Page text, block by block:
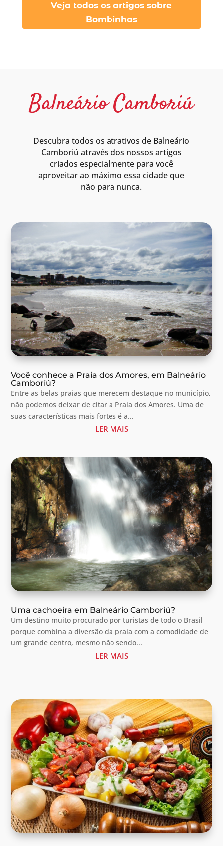
Veja todos os artigos sobre
Bombinhas
Balneário Camboriú
Descubra todos os atrativos de Balneário
Camboriú através dos nossos artigos
criados especialmente para você
aproveitar ao máximo essa cidade que
não para nunca.
Você conhece a Praia dos Amores, em Balneário
Camboriú?
Entre as belas praias que merecem destaque no município,
não podemos deixar de citar a Praia dos Amores. Uma de
suas características mais fortes é a...
LER MAIS
Uma cachoeira em Balneário Camboriú?
Um destino muito procurado por turistas de todo o Brasil
porque combina a diversão da praia com a comodidade de
um grande centro, mesmo não sendo...
LER MAIS